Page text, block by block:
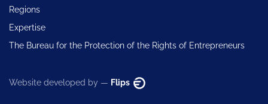
Regions
Expertise
The Bureau for the Protection of the Rights of Entrepreneurs
Website developed by — Flips